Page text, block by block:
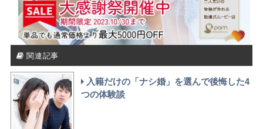
関連記事
入籍だけの「ナシ婚」を選んで後悔した4
つの体験談